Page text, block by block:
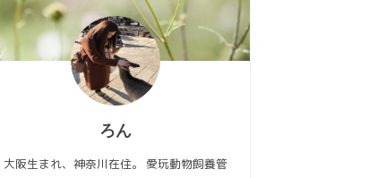
ろん
大阪生まれ、神奈川在住。 愛玩動物飼養管